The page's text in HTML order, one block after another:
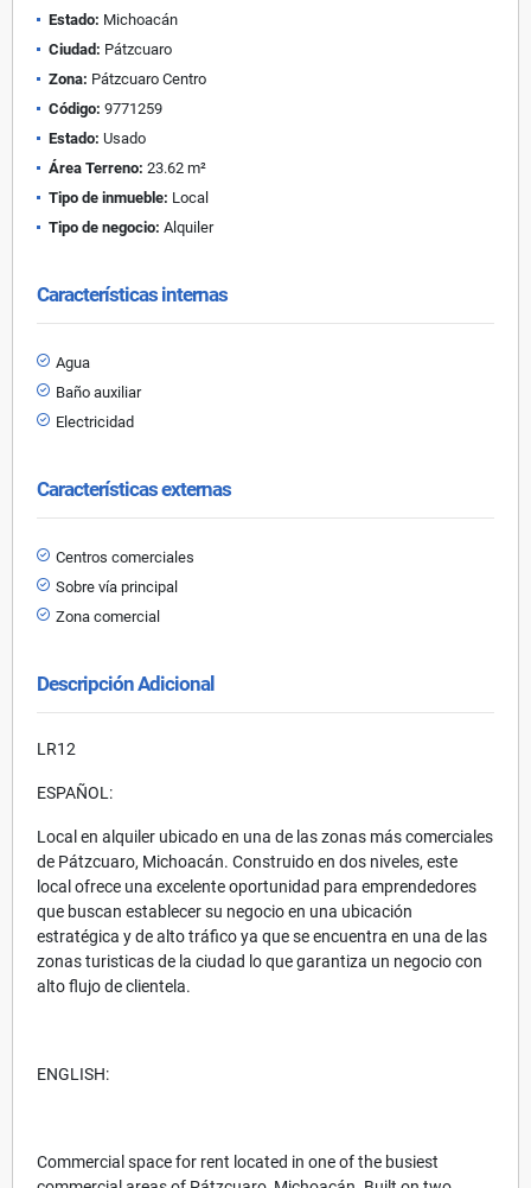
Estado: Michoacán
Ciudad: Pátzcuaro
Zona: Pátzcuaro Centro
Código: 9771259
Estado: Usado
Área Terreno: 23.62 m²
Tipo de inmueble: Local
Tipo de negocio: Alquiler
Características internas
Agua
Baño auxiliar
Electricidad
Características externas
Centros comerciales
Sobre vía principal
Zona comercial
Descripción Adicional
LR12
ESPAÑOL:
Local en alquiler ubicado en una de las zonas más comerciales
de Pátzcuaro, Michoacán. Construido en dos niveles, este
local ofrece una excelente oportunidad para emprendedores
que buscan establecer su negocio en una ubicación
estratégica y de alto tráfico ya que se encuentra en una de las
zonas turisticas de la ciudad lo que garantiza un negocio con
alto flujo de clientela.
ENGLISH:
Commercial space for rent located in one of the busiest